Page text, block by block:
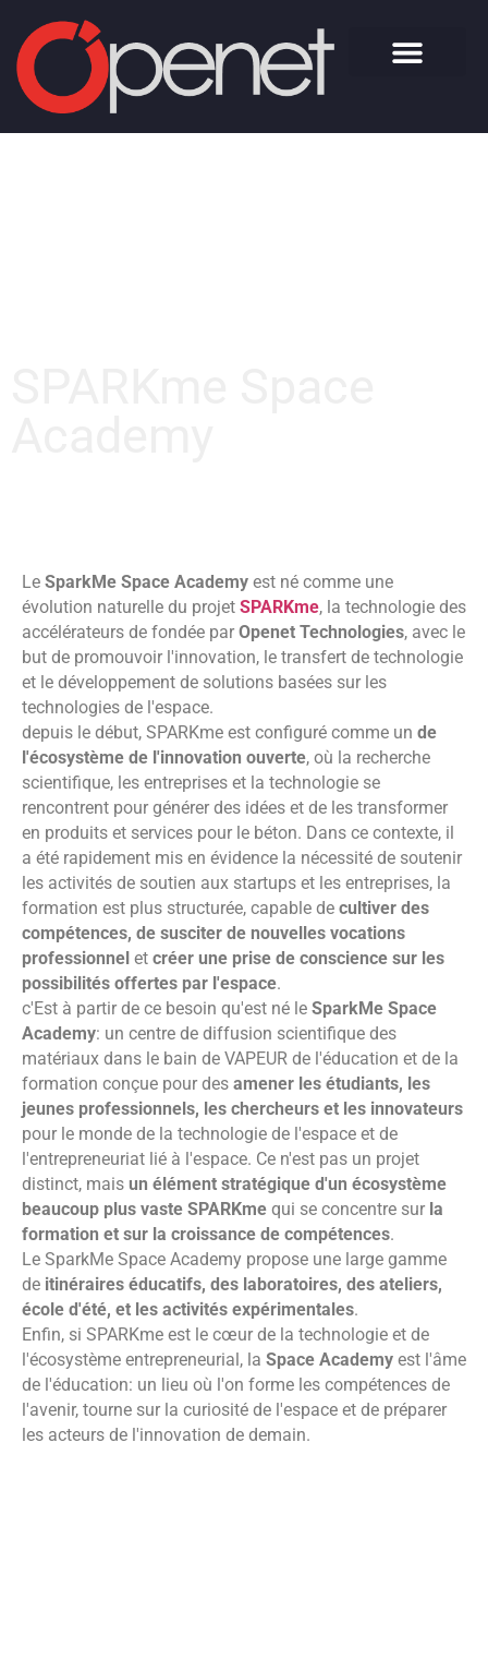
Le SparkMe Space Academy est né comme une
évolution naturelle du projet SPARKme, la technologie des
accélérateurs de fondée par Openet Technologies, avec le
but de promouvoir l'innovation, le transfert de technologie
et le développement de solutions basées sur les
technologies de l'espace.
depuis le début, SPARKme est configuré comme un de
l'écosystème de l'innovation ouverte, où la recherche
scientifique, les entreprises et la technologie se
rencontrent pour générer des idées et de les transformer
en produits et services pour le béton. Dans ce contexte, il
a été rapidement mis en évidence la nécessité de soutenir
les activités de soutien aux startups et les entreprises, la
formation est plus structurée, capable de cultiver des
compétences, de susciter de nouvelles vocations
professionnel et créer une prise de conscience sur les
possibilités offertes par l'espace.
c'Est à partir de ce besoin qu'est né le SparkMe Space
Academy: un centre de diffusion scientifique des
matériaux dans le bain de VAPEUR de l'éducation et de la
formation conçue pour des amener les étudiants, les
jeunes professionnels, les chercheurs et les innovateurs
pour le monde de la technologie de l'espace et de
l'entrepreneuriat lié à l'espace. Ce n'est pas un projet
distinct, mais un élément stratégique d'un écosystème
beaucoup plus vaste SPARKme qui se concentre sur la
formation et sur la croissance de compétences.
Le SparkMe Space Academy propose une large gamme
de itinéraires éducatifs, des laboratoires, des ateliers,
école d'été, et les activités expérimentales.
Enfin, si SPARKme est le cœur de la technologie et de
l'écosystème entrepreneurial, la Space Academy est l'âme
de l'éducation: un lieu où l'on forme les compétences de
l'avenir, tourne sur la curiosité de l'espace et de préparer
les acteurs de l'innovation de demain.